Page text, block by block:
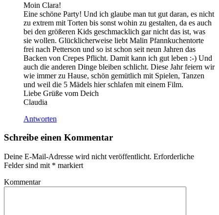
Moin Clara!
Eine schöne Party! Und ich glaube man tut gut daran, es nicht
zu extrem mit Torten bis sonst wohin zu gestalten, da es auch
bei den größeren Kids geschmacklich gar nicht das ist, was
sie wollen. Glücklicherweise liebt Malin Pfannkuchentorte
frei nach Petterson und so ist schon seit neun Jahren das
Backen von Crepes Pflicht. Damit kann ich gut leben :-) Und
auch die anderen Dinge bleiben schlicht. Diese Jahr feiern wir
wie immer zu Hause, schön gemütlich mit Spielen, Tanzen
und weil die 5 Mädels hier schlafen mit einem Film.
Liebe Grüße vom Deich
Claudia
Antworten
Schreibe einen Kommentar
Deine E-Mail-Adresse wird nicht veröffentlicht. Erforderliche
Felder sind mit * markiert
Kommentar